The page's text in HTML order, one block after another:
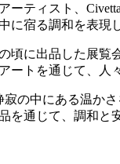
ーティスト、
に宿る調和を表現
頃に出品した展覧
ートを通じて、人
寂の中にある温か
を通じて、調和と